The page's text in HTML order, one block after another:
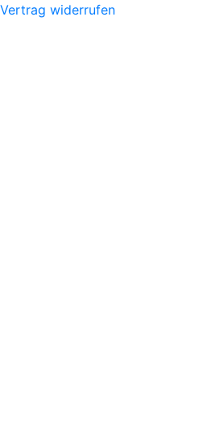
Vertrag widerrufen